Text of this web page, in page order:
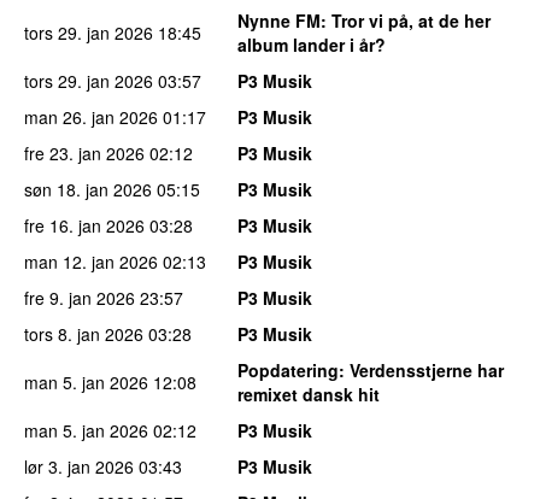
tors 29. jan 2026 18:45 Nynne FM: Tror vi på, at de her
album lander i år?
tors 29. jan 2026 03:57
P3 Musik
man 26. jan 2026 01:17
P3 Musik
fre 23. jan 2026 02:12
P3 Musik
søn 18. jan 2026 05:15
P3 Musik
fre 16. jan 2026 03:28
P3 Musik
man 12. jan 2026 02:13
P3 Musik
fre 9. jan 2026 23:57
P3 Musik
tors 8. jan 2026 03:28
P3 Musik
man 5. jan 2026 12:08 Popdatering: Verdensstjerne har
remixet dansk hit
man 5. jan 2026 02:12
P3 Musik
lør 3. jan 2026 03:43
P3 Musik